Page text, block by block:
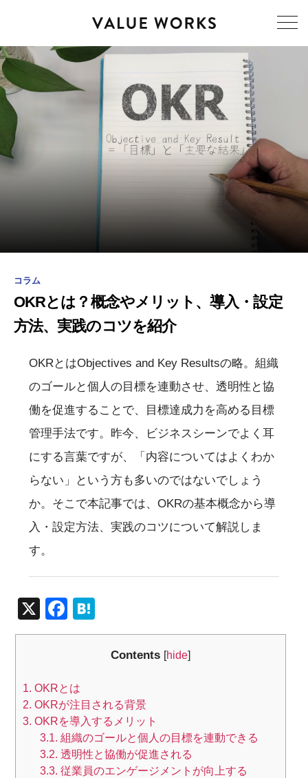
コラム
OKRとは？概念やメリット、導入・設定
方法、実践のコツを紹介
OKRとはObjectives and Key Resultsの略。組織
のゴールと個人の目標を連動させ、透明性と協
働を促進することで、目標達成力を高める目標
管理手法です。昨今、ビジネスシーンでよく耳
にする言葉ですが、「内容についてはよくわか
らない」という方も多いのではないでしょう
か。そこで本記事では、OKRの基本概念から導
入・設定方法、実践のコツについて解説しま
す。
X
F
a
b
o
o
k
at
a
Contents [hide]
1. OKRとは
2. OKRが注目される背景
3. OKRを導入するメリット
3.1. 組織のゴールと個人の目標を連動できる
3.2. 透明性と協働が促進される
3.3. 従業員のエンゲージメントが向上する